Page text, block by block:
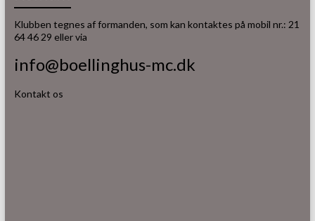
Klubben tegnes af formanden, som kan kontaktes på mobil nr.: 21
64 46 29 eller via
info@boellinghus-mc.dk
Kontakt os